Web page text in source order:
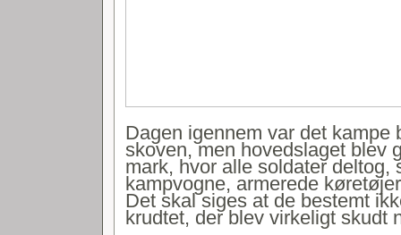
Dagen igennem var det kampe
skoven, men hovedslaget blev
mark, hvor alle soldater deltog,
kampvogne, armerede
Det skal siges at de bestemt
krudtet, der blev virkeligt skudt